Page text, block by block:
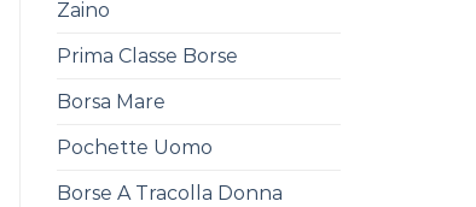
Zaino
Prima Classe Borse
Borsa Mare
Pochette Uomo
Borse A Tracolla Donna